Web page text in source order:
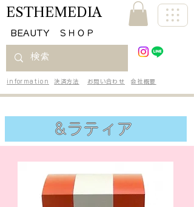
ESTHEMEDIA
​BEAUTY ＳＨＯＰ
information 決済方法 お問い合わせ 会社概要
&ラティア